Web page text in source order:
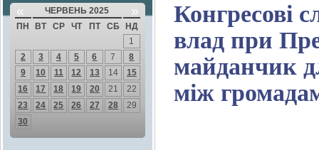
« ЧЕРВЕНЬ 2025 »
ПН ВТ СР ЧТ ПТ СБ
НД
1
2
3 4 5 6 7
8
9
10 11 12 13 14
15
16
17 18 19 20 21
22
23
24 25 26 27 28
29
30
Конгресові
влад при
майданчик
між